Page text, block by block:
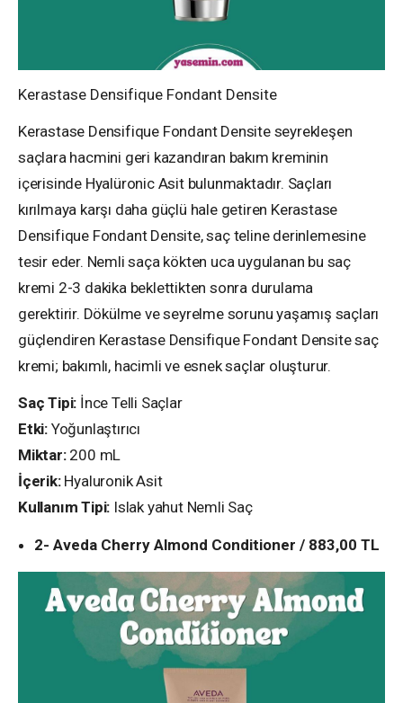
Kerastase Densifique Fondant Densite
Kerastase Densifique Fondant Densite seyrekleşen
saçlara hacmini geri kazandıran bakım kreminin
içerisinde Hyalüronic Asit bulunmaktadır. Saçları
kırılmaya karşı daha güçlü hale getiren Kerastase
Densifique Fondant Densite,saç teline derinlemesine
tesir eder. Nemli saça kökten uca uygulanan bu saç
kremi 2-3 dakika beklettikten sonra durulama
gerektirir. Dökülme ve seyrelme sorunu yaşamış saçları
güçlendiren Kerastase Densifique Fondant Densite saç
kremi; bakımlı, hacimli ve esnek saçlar oluşturur.
Saç Tipi: İnce Telli Saçlar
Etki: Yoğunlaştırıcı
Miktar: 200 mL
İçerik: Hyaluronik Asit
Kullanım Tipi: Islak yahut Nemli Saç
2- Aveda Cherry Almond Conditioner / 883,00 TL